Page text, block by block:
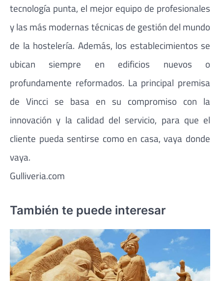
tecnología punta, el mejor equipo de profesionales
y las más modernas técnicas de gestión del mundo
de la hostelería. Además, los establecimientos se
ubican siempre en edificios nuevos o
profundamente reformados. La principal premisa
de Vincci se basa en su compromiso con la
innovación y la calidad del servicio, para que el
cliente pueda sentirse como en casa, vaya donde
vaya.
Gulliveria.com
También te puede interesar